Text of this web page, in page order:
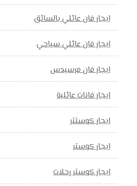
ايجار فان عائلي بالسائق
ايجار فان عائلي سياحي
ايجار فان مرسيدس
ايجار فانات عائلية
ايجار كوستتر
ايجار كوستر
ايجار كوستر رحلات